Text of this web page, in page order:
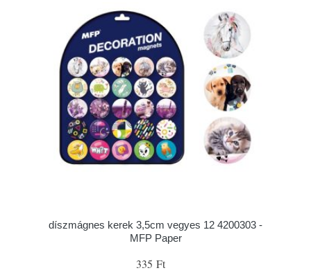
díszmágnes kerek 3,5cm vegyes 12 4200303 -
MFP Paper
335 Ft